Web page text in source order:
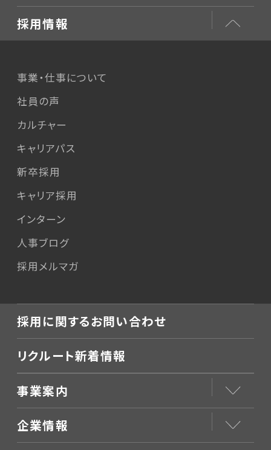
採用情報
事業・仕事について
社員の声
カルチャー
キャリアパス
新卒採用
キャリア採用
インターン
人事ブログ
採用メルマガ
採用に関するお問い合わせ
リクルート新着情報
事業案内
企業情報